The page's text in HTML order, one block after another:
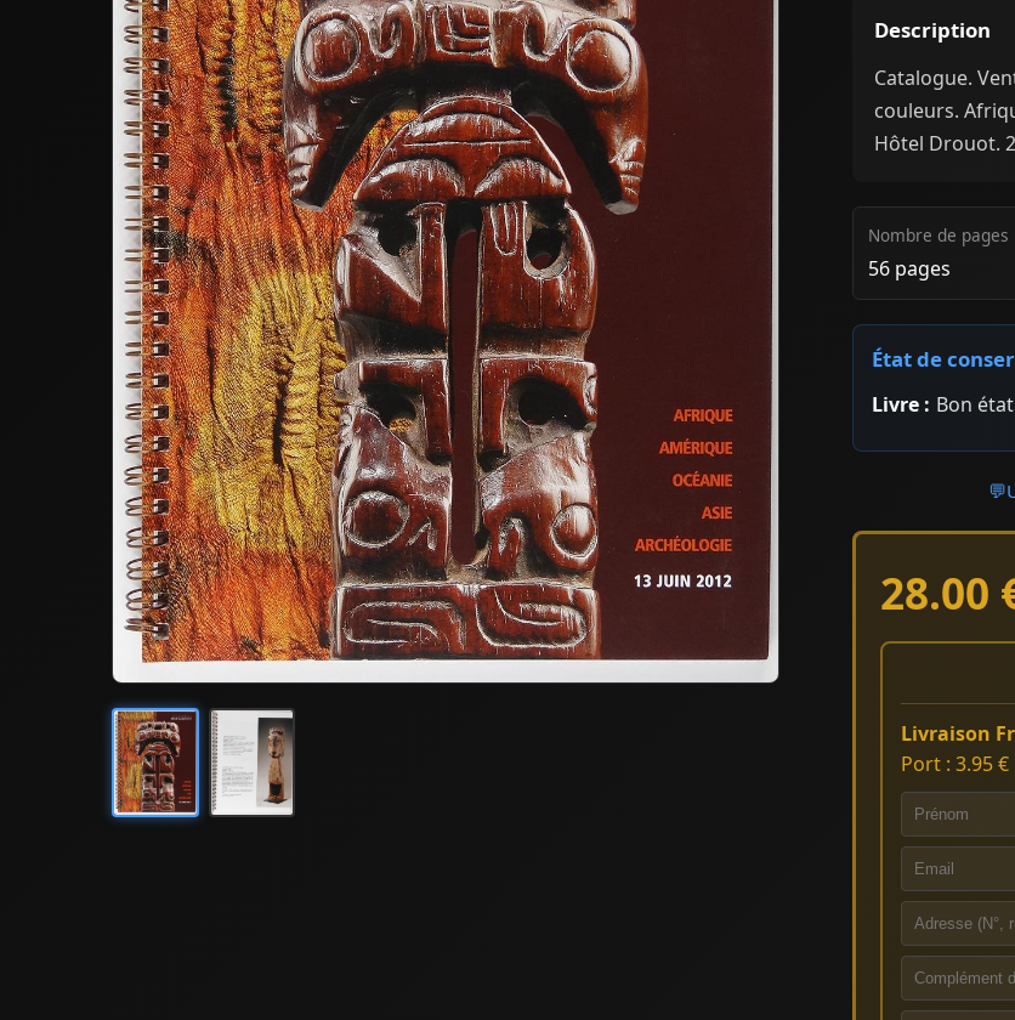
Description
Catalogue.
couleurs.
Hôtel Drouot.
Nombre de pages
56 pages
État de
Livre : Bon
💬
28.00
Livraison
Port : 3.95